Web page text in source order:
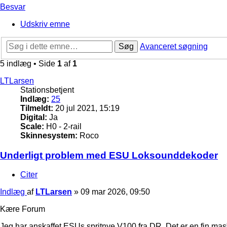
Besvar
Udskriv emne
Søg
Avanceret søgning
5 indlæg • Side 1 af 1
LTLarsen
Stationsbetjent
Indlæg: 25
Tilmeldt: 20 jul 2021, 15:19
Digital: Ja
Scale: H0 - 2-rail
Skinnesystem: Roco
Underligt problem med ESU Loksounddekoder
Citer
Indlæg af LTLarsen » 09 mar 2026, 09:50
Kære Forum